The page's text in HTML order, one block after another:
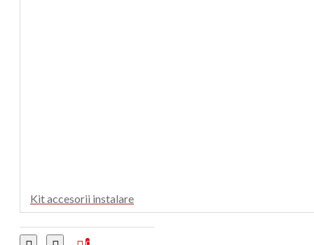
Kit accesorii instalare
0